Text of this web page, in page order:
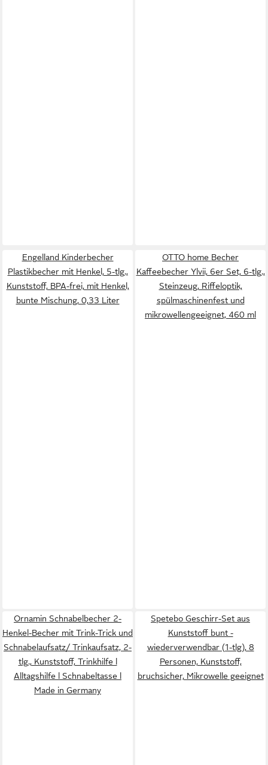
Engelland Kinderbecher
Plastikbecher mit Henkel, 5-tlg.,
Kunststoff, BPA-frei, mit Henkel,
bunte Mischung, 0,33 Liter
OTTO home Becher
Kaffeebecher Ylvii, 6er Set, 6-tlg.,
Steinzeug, Riffeloptik,
spülmaschinenfest und
mikrowellengeeignet, 460 ml
Ornamin Schnabelbecher 2-
Henkel-Becher mit Trink-Trick und
Schnabelaufsatz/ Trinkaufsatz, 2-
tlg., Kunststoff, Trinkhilfe l
Alltagshilfe l Schnabeltasse l
Made in Germany
Spetebo Geschirr-Set aus
Kunststoff bunt -
wiederverwendbar (1-tlg), 8
Personen, Kunststoff,
bruchsicher, Mikrowelle geeignet